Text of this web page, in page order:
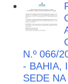
N.º 066/
- BAHIA,
SEDE